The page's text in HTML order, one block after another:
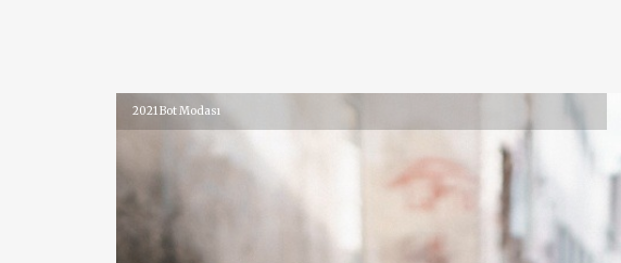
2021 Bot Modası